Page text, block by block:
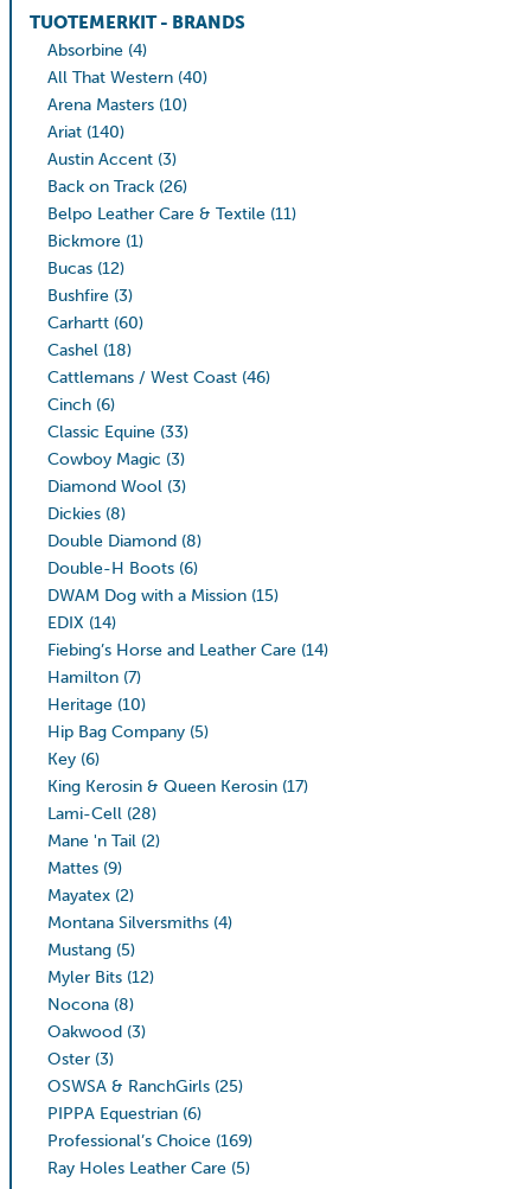
TUOTEMERKIT - BRANDS
Absorbine (4)
All That Western (40)
Arena Masters (10)
Ariat (140)
Austin Accent (3)
Back on Track (26)
Belpo Leather Care & Textile (11)
Bickmore (1)
Bucas (12)
Bushfire (3)
Carhartt (60)
Cashel (18)
Cattlemans / West Coast (46)
Cinch (6)
Classic Equine (33)
Cowboy Magic (3)
Diamond Wool (3)
Dickies (8)
Double Diamond (8)
Double-H Boots (6)
DWAM Dog with a Mission (15)
EDIX (14)
Fiebing’s Horse and Leather Care (14)
Hamilton (7)
Heritage (10)
Hip Bag Company (5)
Key (6)
King Kerosin & Queen Kerosin (17)
Lami-Cell (28)
Mane 'n Tail (2)
Mattes (9)
Mayatex (2)
Montana Silversmiths (4)
Mustang (5)
Myler Bits (12)
Nocona (8)
Oakwood (3)
Oster (3)
OSWSA & RanchGirls (25)
PIPPA Equestrian (6)
Professional’s Choice (169)
Ray Holes Leather Care (5)